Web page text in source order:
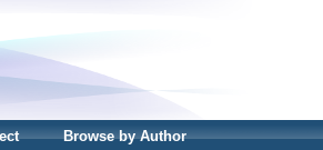
Browse by Author